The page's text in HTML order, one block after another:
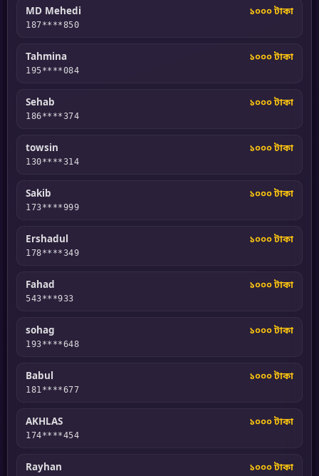
MD Mehedi
187****850
১০০০ টাকা
Tahmina
195****084
১০০০ টাকা
Sehab
186****374
১০০০ টাকা
towsin
130****314
১০০০ টাকা
Sakib
173****999
১০০০ টাকা
Ershadul
178****349
১০০০ টাকা
Fahad
543***933
১০০০ টাকা
sohag
193****648
১০০০ টাকা
Babul
181****677
১০০০ টাকা
AKHLAS
174****454
১০০০ টাকা
Rayhan ১০০০ টাকা